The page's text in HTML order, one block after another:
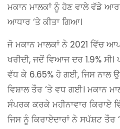
ਮਕਾਨ ਮਾਲਕਾਂ ਨੂੰ ਹੋਣ ਵਾਲੇ ਵੱਡੇ
ਆਧਾਰ ‘ਤੇ ਕੀਤਾ ਗਿਆ।
ਜੋ ਮਕਾਨ ਮਾਲਕਾਂ ਨੇ 2021 ਵਿੱਚ
ਖਰੀਦੀ, ਜਦੋਂ ਵਿਆਜ ਦਰ 1.9%
ਵੱਧ ਕੇ 6.65% ਹੋ ਗਈ, ਜਿਸ ਨਾਲ
ਵਿਸ਼ਾਲ ਤੌਰ ‘ਤੇ ਵਧ ਗਈ। ਮਕਾਨ
ਸੰਪਰਕ ਕਰਕੇ ਮਹੀਨਾਵਾਰ ਕਿਰਾਏ
ਜਿਸ ਨੂੰ ਕਿਰਾਏਦਾਰਾਂ ਨੇ ਸਪੱਸ਼ਟ ਤੌਰ